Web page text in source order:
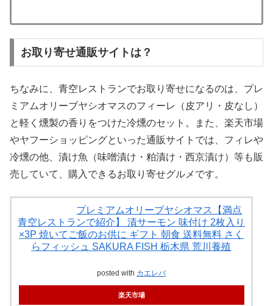
お取り寄せ通販サイトは？
ちなみに、青空レストランでお取り寄せになるのは、プレ
ミアムオリーブヤシオマスのフィーレ（皮アリ・皮なし）
と軽く燻製の香りをつけた冷燻のセット。また、楽天市場
やヤフーショッピングといった通販サイトでは、フィレや
冷燻の他、漬け魚（味噌漬け・粕漬け・西京漬け）等も販
売していて、購入できるお取り寄せグルメです。
プレミアムオリーブヤシオマス【満点
青空レストランで紹介】 漬サーモン 味付け 2枚入り
×3P 焼いてご飯のお供に ギフト 朝食 送料無料 さく
らフィッシュ SAKURA FISH 栃木県 荒川養殖
posted with カエレバ
楽天市場